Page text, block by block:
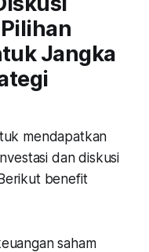
Jangka
mendapatkan
dan diskusi
benefit
saham